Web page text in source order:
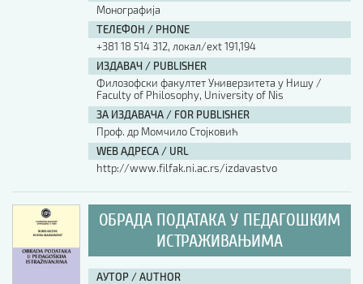
Монографија
ТЕЛЕФОН / PHONE
+381 18 514 312, локал/ext 191,194
ИЗДАВАЧ / PUBLISHER
Филозофски факултет Универзитета у Нишу /
Faculty of Philosophy, University of Nis
ЗА ИЗДАВАЧА / FOR PUBLISHER
Проф. др Момчило Стојковић
WEB АДРЕСА / URL
http://www.filfak.ni.ac.rs/izdavastvo
ОБРАДА ПОДАТАКА У ПЕДАГОШКИМ
ИСТРАЖИВАЊИМА
АУТОР / AUTHOR